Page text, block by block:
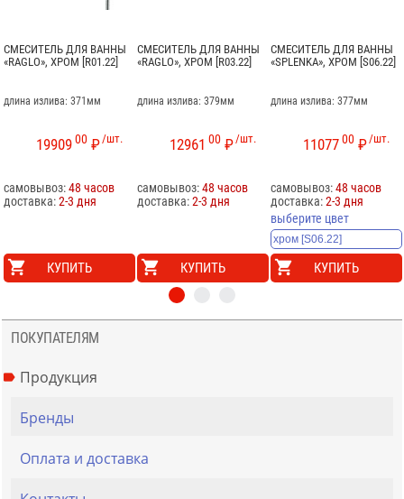
СМЕСИТЕЛЬ ДЛЯ ВАННЫ
«RAGLO», ХРОМ [R01.22]
длина излива: 371мм
/шт.
1990900 ₽
самовывоз:48 часов
доставка:2-3 дня
КУПИТЬ
СМЕСИТЕЛЬ ДЛЯ ВАННЫ
«RAGLO», ХРОМ [R03.22]
длина излива: 379мм
/шт.
12961 00 ₽
самовывоз:48 часов
доставка:2-3 дня
КУПИТЬ
СМЕСИТЕЛЬ ДЛЯ ВАННЫ
«SPLENKA», ХРОМ [S06.22]
длина излива: 377мм
/шт.
1107700 ₽
самовывоз:48 часов
доставка:2-3 дня
выберите цвет
КУПИТЬ
ПОКУПАТЕЛЯМ
Продукция
Бренды
Оплата и доставка